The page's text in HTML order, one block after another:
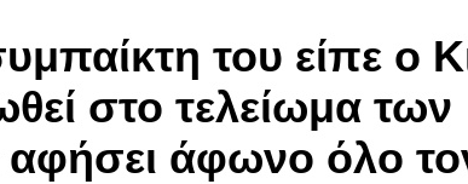
του είπε ο
στο τελείωμα των
άφωνο όλο